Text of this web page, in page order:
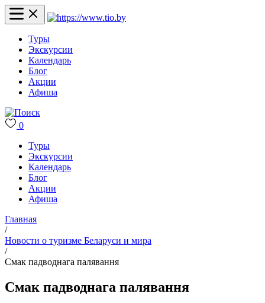
Туры
Экскурсии
Календарь
Блог
Акции
Афиша
0
Туры
Экскурсии
Календарь
Блог
Акции
Афиша
Главная
/
Новости о туризме Беларуси и мира
/
Смак падводнага палявання
Смак падводнага палявання